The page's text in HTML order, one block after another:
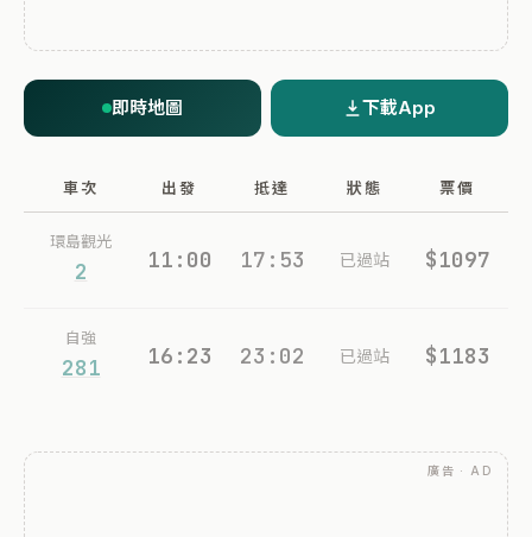
即時地圖 下載App
車次 出發 抵達 狀態 票價
環島觀光
2 11:00 17:53 已過站 $1097
自強
281 16:23 23:02 已過站 $1183
廣告 · AD